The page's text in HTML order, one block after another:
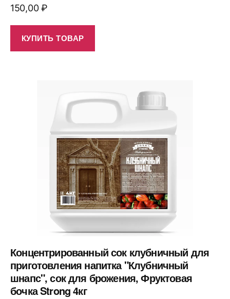
150,00₽
КУПИТЬ ТОВАР
Концентрированный сок клубничный для
приготовления напитка "Клубничный
шнапс", сок для брожения, Фруктовая
бочка Strong 4кг